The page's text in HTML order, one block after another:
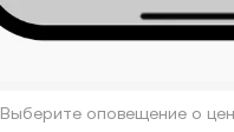
Выберите оповещение о